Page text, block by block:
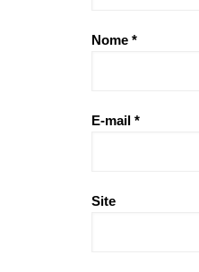
Nome *
E-mail *
Site